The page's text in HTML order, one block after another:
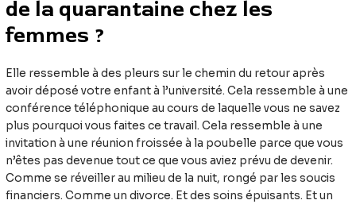
de la quarantaine chez les
femmes ?
Elle ressemble à des pleurs sur le chemin du retour après
avoir déposé votre enfant à l’université. Cela ressemble à une
conférence téléphonique au cours de laquelle vous ne savez
plus pourquoi vous faites ce travail. Cela ressemble à une
invitation à une réunion froissée à la poubelle parce que vous
n’êtes pas devenue tout ce que vous aviez prévu de devenir.
Comme se réveiller au milieu de la nuit, rongé par les soucis
financiers. Comme un divorce. Et des soins épuisants. Et un